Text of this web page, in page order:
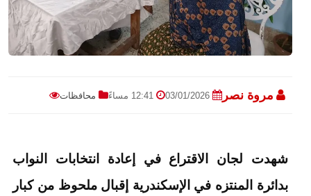
مروة نصر 03/01/2026 محافظات
شهدت لجان الاقتراع في إعادة انتخابات النواب
بدائرة المنتزه في الإسكندرية إقبال ملحوظ من كبار